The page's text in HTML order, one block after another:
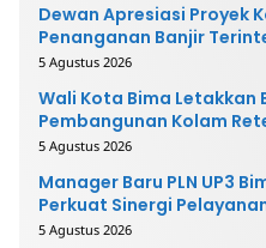
Dewan Apresiasi Proyek
Penanganan Banjir
5 Agustus 2026
Wali Kota Bima Letakkan
Pembangunan Kolam
5 Agustus 2026
Manager Baru PLN UP3
Perkuat Sinergi
5 Agustus 2026